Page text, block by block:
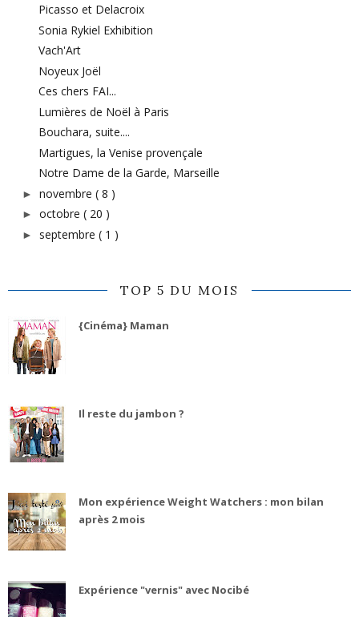
Picasso et Delacroix
Sonia Rykiel Exhibition
Vach'Art
Noyeux Joël
Ces chers FAI...
Lumières de Noël à Paris
Bouchara, suite....
Martigues, la Venise provençale
Notre Dame de la Garde, Marseille
► novembre ( 8 )
► octobre ( 20 )
► septembre ( 1 )
TOP 5 DU MOIS
{Cinéma} Maman
Il reste du jambon ?
Mon expérience Weight Watchers : mon bilan
après 2 mois
Expérience "vernis" avec Nocibé